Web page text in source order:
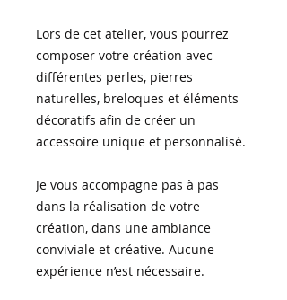
Lors de cet atelier, vous pourrez
composer votre création avec
différentes perles, pierres
naturelles, breloques et éléments
décoratifs afin de créer un
accessoire unique et personnalisé.
Je vous accompagne pas à pas
dans la réalisation de votre
création, dans une ambiance
conviviale et créative. Aucune
expérience n’est nécessaire.